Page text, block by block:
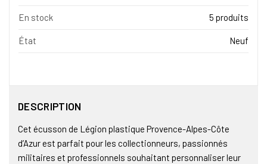
En stock 5 produits
État Neuf
DESCRIPTION
Cet écusson de Légion plastique Provence-Alpes-Côte
d’Azur est parfait pour les collectionneurs, passionnés
militaires et professionnels souhaitant personnaliser leur